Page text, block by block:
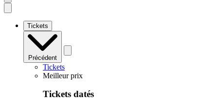
Open
mobile
Tickets
Précédent
Tickets
Meilleur prix
Tickets datés